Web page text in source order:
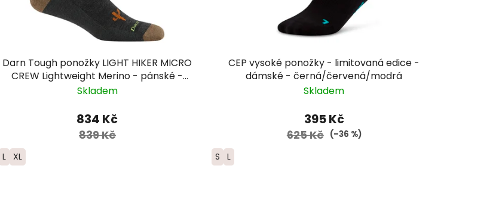
Darn Tough ponožky LIGHT HIKER MICRO
CREW Lightweight Merino - pánské -
hnědá/modrá
Skladem
834 Kč
839 Kč
L XL
CEP vysoké ponožky - limitovaná edice -
dámské - černá/červená/modrá
Skladem
395 Kč
625 Kč (–36 %)
S L